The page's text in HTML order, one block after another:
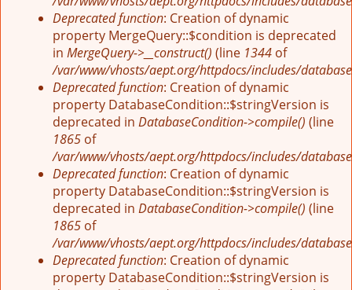
Deprecated function: Creation of dynamic
property MergeQuery::$condition is deprecated
in MergeQuery->__construct() (line 1344 of
/var/www/vhosts/aept.org/httpdocs/includes/
Deprecated function: Creation of dynamic
property DatabaseCondition::$stringVersion is
deprecated in DatabaseCondition->compile() (line
1865 of
/var/www/vhosts/aept.org/httpdocs/includes/
Deprecated function: Creation of dynamic
property DatabaseCondition::$stringVersion is
deprecated in DatabaseCondition->compile() (line
1865 of
/var/www/vhosts/aept.org/httpdocs/includes/
Deprecated function: Creation of dynamic
property DatabaseCondition::$stringVersion is